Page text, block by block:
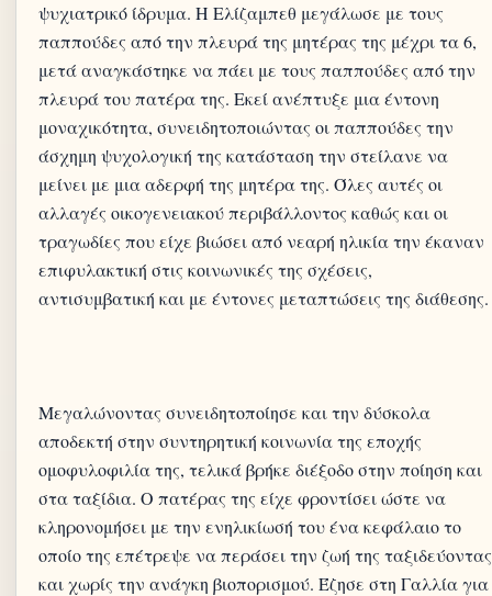
ψυχιατρικό ίδρυμα. Η Ελίζαμπεθ μεγάλωσε με τους
παππούδες από την πλευρά της μητέρας της μέχρι τα 6,
μετά αναγκάστηκε να πάει με τους παππούδες από την
πλευρά του πατέρα της. Εκεί ανέπτυξε μια έντονη
μοναχικότητα, συνειδητοποιώντας οι παππούδες την
άσχημη ψυχολογική της κατάσταση την στείλανε να
μείνει με μια αδερφή της μητέρα της. Όλες αυτές οι
αλλαγές οικογενειακού περιβάλλοντος καθώς και οι
τραγωδίες που είχε βιώσει από νεαρή ηλικία την έκαναν
επιφυλακτική στις κοινωνικές της σχέσεις,
Μεγαλώνοντας συνειδητοποίησε και την δύσκολα
αποδεκτή στην συντηρητική κοινωνία της εποχής
ομοφυλοφιλία της, τελικά βρήκε διέξοδο στην ποίηση και
στα ταξίδια. Ο πατέρας της είχε φροντίσει ώστε να
κληρονομήσει με την ενηλικίωσή του ένα κεφάλαιο το
οποίο της επέτρεψε να περάσει την ζωή της ταξιδεύοντας
και χωρίς την ανάγκη βιοπορισμού. Έζησε στη Γαλλία για